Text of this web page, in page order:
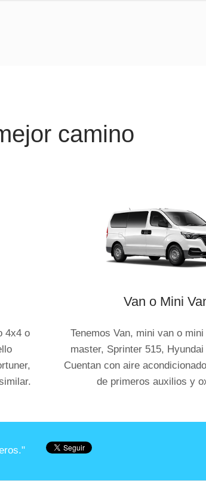
camino
4x4 o
Van o Mini
Tenemos Van, mini van o
master, Sprinter 515,
Cuentan con aire
de primeros auxilios y